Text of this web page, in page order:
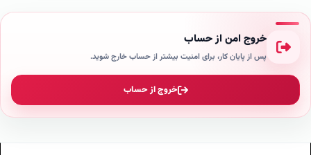
گامهای اجرایی دیتا اینتری قدم به قدم برای دیتا اینتری
فرایند طراحی دیتا اینتری پروپوزال برنامه دیتا اینتری
نیازمندی های دیتا اینتری پیش نیازهای دیتا اینتری
خروج امن از حساب
پس از پایان کار، برای امنیت بیشتر از حساب خارج شوید.
خروج از حساب